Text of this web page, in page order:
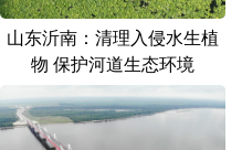
Français عربى
日本語 한국어
山东沂南：清理入侵水生植
物 保护河道生态环境